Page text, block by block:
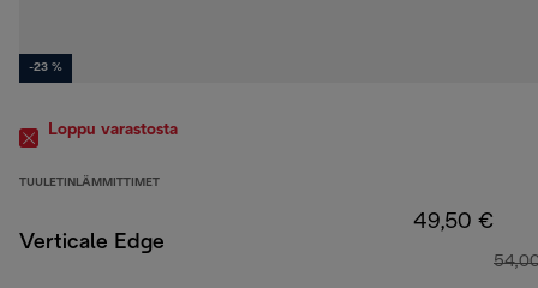
-23 %
Loppu varastosta
TUULETINLÄMMITTIMET
Verticale Edge
49,50 €